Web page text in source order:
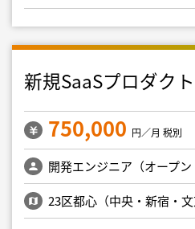
新規SaaSプロダク
750,000 円／月 税別
開発エンジニア（オープン
23区都心（中央・新宿・